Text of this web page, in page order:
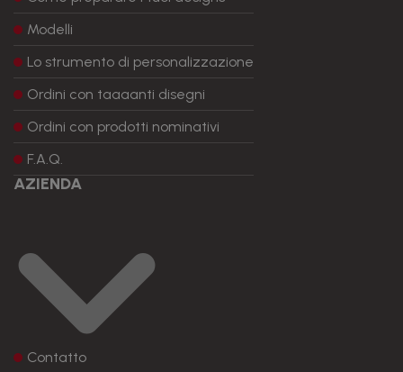
Modelli
Lo strumento di personalizzazione
Ordini con taaaanti disegni
Ordini con prodotti nominativi
F.A.Q.
AZIENDA
Contatto